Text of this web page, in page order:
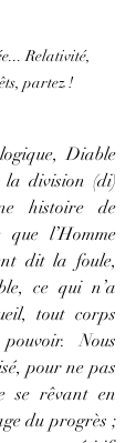
Relativité,
partez !
Diable
la division (di)
histoire de
l’Homme
dit la foule,
ce qui n’a
tout corps
Nous
pour ne pas
se rêvant en
du progrès ;